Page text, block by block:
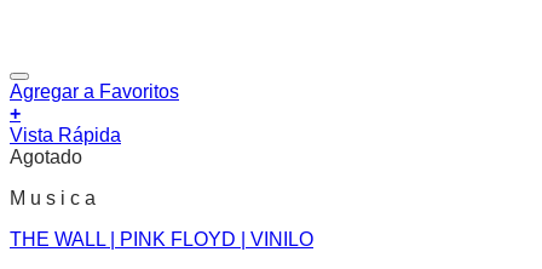
Agregar a Favoritos
+
Vista Rápida
Agotado
M u s i c a
THE WALL | PINK FLOYD | VINILO